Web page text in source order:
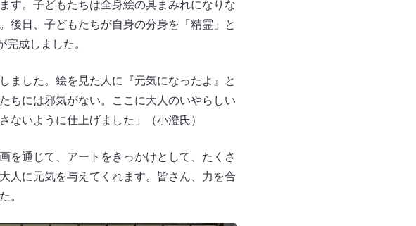
す。子どもたちは全身絵の具まみれになりな
後日、子どもたちが自身の分身を「精霊」と
成しました。
ました。絵を見た人に『元気になったよ』と
には邪気がない。ここに大人のいやらしい
ないように仕上げました」（小澄氏）
を通じて、アートをきっかけとして、たくさ
人に元気を与えてくれます。皆さん、力を合
。